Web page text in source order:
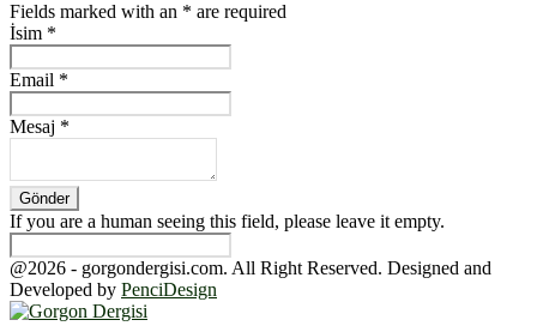
Fields marked with an * are required
İsim *
Email *
Mesaj *
If you are a human seeing this field, please leave it empty.
@2026 - gorgondergisi.com. All Right Reserved. Designed and
Developed by PenciDesign